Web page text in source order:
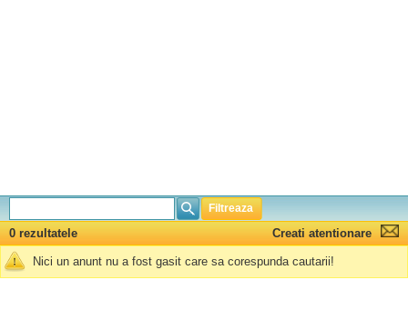
Filtreaza
0 rezultatele Creati atentionare
Nici un anunt nu a fost gasit care sa corespunda cautarii!